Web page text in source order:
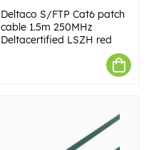
Deltaco S/FTP Cat6 patch
cable 1.5m 250MHz
Deltacertified LSZH red